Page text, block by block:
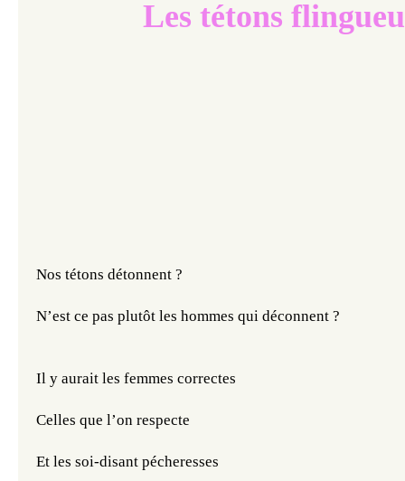
Les tétons
Nos tétons détonnent ?
N’est ce pas plutôt les hommes qui déconnent ?
Il y aurait les femmes correctes
Celles que l’on respecte
Et les soi-disant pécheresses